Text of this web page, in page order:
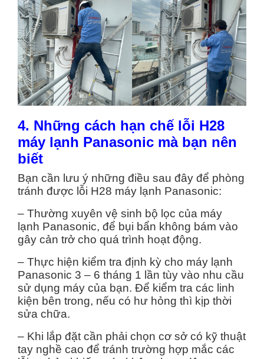
4. Những cách hạn chế lỗi H28
máy lạnh Panasonic mà bạn nên
biết
Bạn cần lưu ý những điều sau đây để phòng
tránh được lỗi H28 máy lạnh Panasonic:
– Thường xuyên vệ sinh bộ lọc của máy
lạnh Panasonic, để bụi bẩn không bám vào
gây cản trở cho quá trình hoạt động.
– Thực hiện kiểm tra định kỳ cho máy lạnh
Panasonic 3 – 6 tháng 1 lần tùy vào nhu cầu
sử dụng máy của bạn. Để kiểm tra các linh
kiện bên trong, nếu có hư hỏng thì kịp thời
sửa chữa.
– Khi lắp đặt cần phải chọn cơ sở có kỹ thuật
tay nghề cao để tránh trường hợp mắc các